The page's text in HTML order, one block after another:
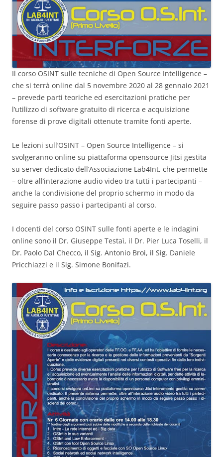
Il corso OSINT sulle tecniche di Open Source Intelligence –
che si terrà online dal 5 novembre 2020 al 28 gennaio 2021
– prevede parti teoriche ed esercitazioni pratiche per
l’utilizzo di software gratuito di ricerca e acquisizione
forense di prove digitali ottenute tramite fonti aperte.
Le lezioni sull’OSINT – Open Source Intelligence – si
svolgeranno online su piattaforma opensource Jitsi gestita
su server dedicato dell’Associazione Lab4Int, che permette
– oltre all’interazione audio video tra tutti i partecipanti –
anche la condivisione del proprio schermo in modo da
seguire passo passo i partecipanti al corso.
I docenti del corso OSINT sulle fonti aperte e le indagini
online sono il Dr. Giuseppe Testaì, il Dr. Pier Luca Toselli, il
Dr. Paolo Dal Checco, il Sig. Antonio Broi, il Sig. Daniele
Pricchiazzi e il Sig. Simone Bonifazi.